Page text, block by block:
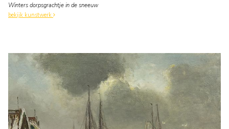
Winters dorpsgrachtje in de sneeuw
bekijk kunstwerk